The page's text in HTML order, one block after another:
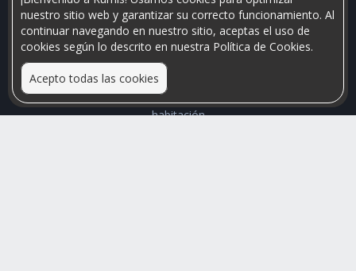
nuestro sitio web y garantizar su correcto funcionamiento. Al
continuar navegando en nuestro sitio, aceptas el uso de
cookies según lo descrito en nuestra Política de Cookies.
Acepto todas las cookies
Relacionamos personas que arriendan con las que buscan una
habitación